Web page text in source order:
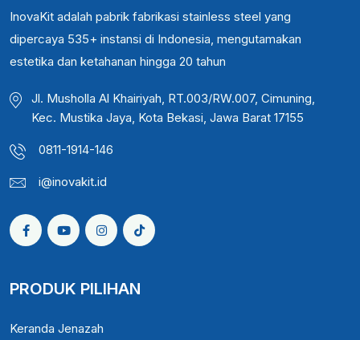
InovaKit adalah pabrik fabrikasi stainless steel yang
dipercaya 535+ instansi di Indonesia, mengutamakan
estetika dan ketahanan hingga 20 tahun
Jl. Musholla Al Khairiyah, RT.003/RW.007, Cimuning,
Kec. Mustika Jaya, Kota Bekasi, Jawa Barat 17155
0811-1914-146
i@inovakit.id
PRODUK PILIHAN
Keranda Jenazah